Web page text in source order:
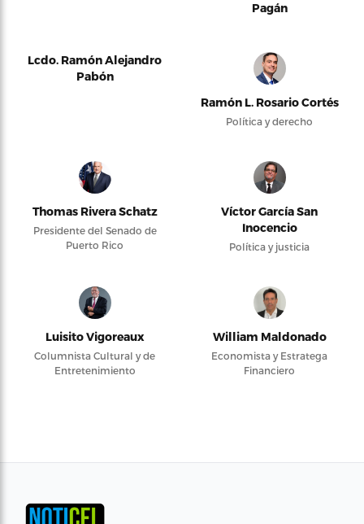
Pagán
Lcdo. Ramón Alejandro
Pabón
Ramón L. Rosario Cortés
Política y derecho
Thomas Rivera Schatz
Presidente del Senado de
Puerto Rico
Víctor García San
Inocencio
Política y justicia
Luisito Vigoreaux
Columnista Cultural y de
Entretenimiento
William Maldonado
Economista y Estratega
Financiero